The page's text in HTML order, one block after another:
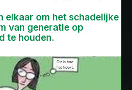
elkaar om het schadelijke
van generatie op
te houden.